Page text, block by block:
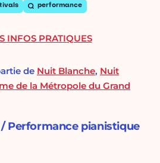
performance
de Nuit Blanche, Nuit
de la Métropole du Grand
Performance pianistique
INFOS PRATIQUES